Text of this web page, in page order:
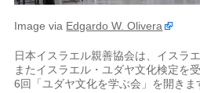
Image via Edgardo W. Olivera
日本イスラエル親善協会は、イスラ
またイスラエル・ユダヤ文化検定を
6回「ユダヤ文化を学ぶ会」を開きま